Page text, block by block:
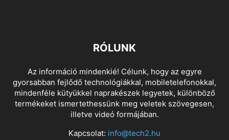
RÓLUNK
Az információ mindenkié! Célunk, hogy az egyre
gyorsabban fejlődő technológiákkal, mobiletelefonokkal,
mindenféle kütyükkel naprakészek legyetek, különböző
termékeket ismertethessünk meg veletek szövegesen,
illetve videó formájában.
Kapcsolat: info@tech2.hu